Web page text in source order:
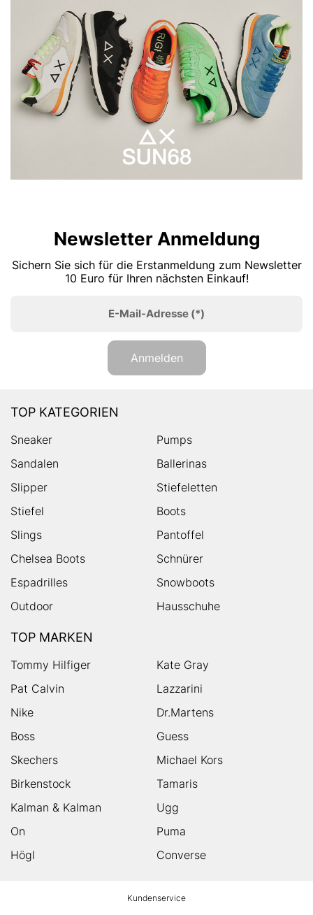
Newsletter Anmeldung
Sichern Sie sich für die Erstanmeldung zum Newsletter
10 Euro für Ihren nächsten Einkauf!
E-Mail-Adresse (*)
Anmelden
TOP KATEGORIEN
Sneaker
Pumps
Sandalen
Ballerinas
Slipper
Stiefeletten
Stiefel
Boots
Slings
Pantoffel
Chelsea Boots
Schnürer
Espadrilles
Snowboots
Outdoor
Hausschuhe
TOP MARKEN
Tommy Hilfiger
Kate Gray
Pat Calvin
Lazzarini
Nike
Dr.Martens
Boss
Guess
Skechers
Michael Kors
Birkenstock
Tamaris
Kalman & Kalman
Ugg
On
Puma
Högl
Converse
Kundenservice